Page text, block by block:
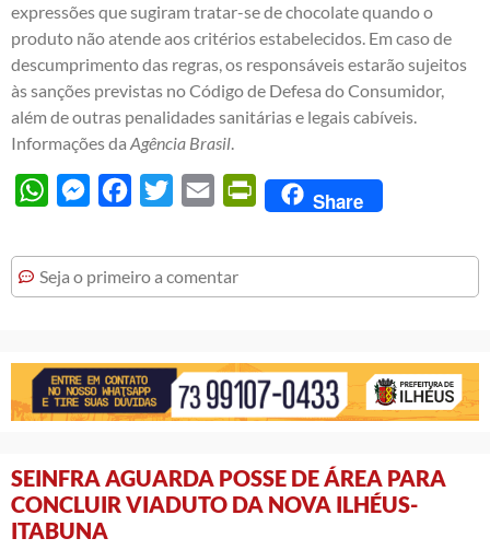
expressões que sugiram tratar-se de chocolate quando o
produto não atende aos critérios estabelecidos. Em caso de
descumprimento das regras, os responsáveis estarão sujeitos
às sanções previstas no Código de Defesa do Consumidor,
além de outras penalidades sanitárias e legais cabíveis.
Informações da Agência Brasil.
WhatsAppMessengerFacebook
Twitter Email PrintFriendly
Share
Seja o primeiro a comentar
SEINFRA AGUARDA POSSE DE ÁREA PARA
CONCLUIR VIADUTO DA NOVA ILHÉUS-
ITABUNA